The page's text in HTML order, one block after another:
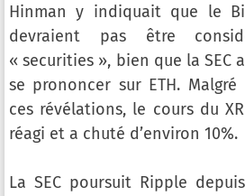
Hinman y indiquait que le
devraient pas être
« securities », bien que la SEC
se prononcer sur ETH.
ces révélations, le cours du
réagi et a chuté d’environ 10%.
La SEC poursuit Ripple